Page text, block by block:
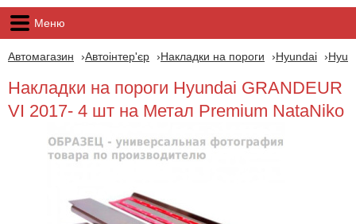
Меню
Автомагазин Автоінтер'єр Накладки на пороги Hyundai
Накладки на пороги Hyundai GRANDEUR
VI 2017- 4 шт на Метал Premium NataNiko